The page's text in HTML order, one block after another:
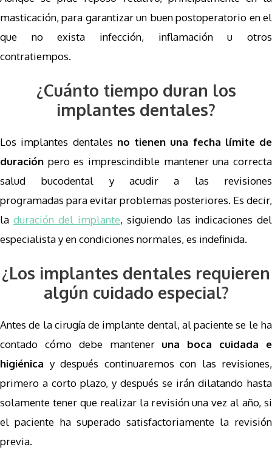
masticación, para garantizar un buen postoperatorio en el
que no exista infección, inflamación u otros
contratiempos.
¿Cuánto tiempo duran los
implantes dentales?
Los implantes dentales no tienen una fecha límite de
duración pero es imprescindible mantener una correcta
salud bucodental y acudir a las revisiones
programadas para evitar problemas posteriores. Es decir,
la duración del implante, siguiendo las indicaciones del
especialista y en condiciones normales, es indefinida.
¿Los implantes dentales requieren
algún cuidado especial?
Antes de la cirugía de implante dental, al paciente se le ha
contado cómo debe manteneruna boca cuidada e
higiénica y después continuaremos con las revisiones,
primero a corto plazo, y después se irán dilatando hasta
solamente tener que realizar la revisión una vez al año, si
el paciente ha superado satisfactoriamente la revisión
previa.